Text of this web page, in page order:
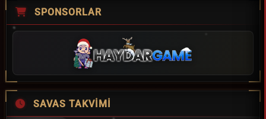
SPONSORLAR
SAVAS TAKVIMI